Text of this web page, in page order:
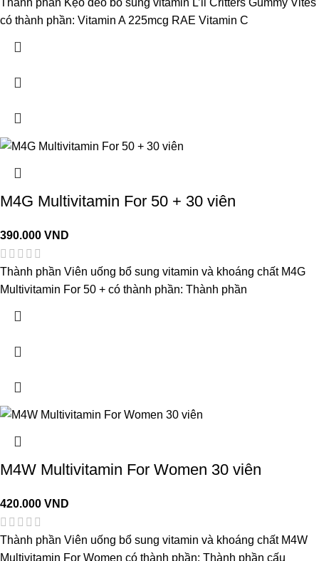
Thành phần Kẹo dẻo bổ sung vitamin L’il Critters Gummy Vites
có thành phần: Vitamin A 225mcg RAE Vitamin C
M4G Multivitamin For 50 + 30 viên
390.000VND
Thành phần Viên uống bổ sung vitamin và khoáng chất M4G
Multivitamin For 50 + có thành phần: Thành phần
M4W Multivitamin For Women 30 viên
420.000VND
Thành phần Viên uống bổ sung vitamin và khoáng chất M4W
Multivitamin For Women có thành phần: Thành phần cấu